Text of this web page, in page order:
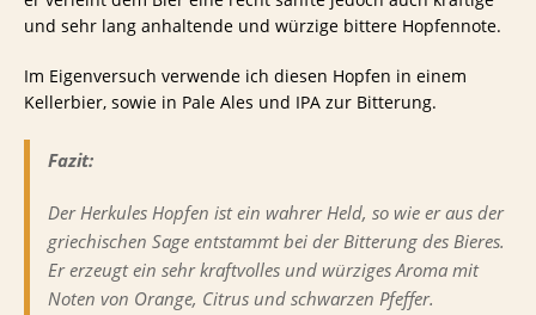
und sehr lang anhaltende und würzige bittere Hopfennote.
Im Eigenversuch verwende ich diesen Hopfen in einem
Kellerbier, sowie in Pale Ales und IPA zur Bitterung.
Fazit:
Der Herkules Hopfen ist ein wahrer Held, so wie er aus der
griechischen Sage entstammt bei der Bitterung des Bieres.
Er erzeugt ein sehr kraftvolles und würziges Aroma mit
Noten von Orange, Citrus und schwarzen Pfeffer.